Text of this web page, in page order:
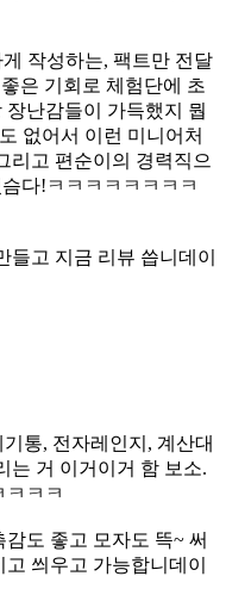
작성하는, 팩트만 전달
은 기회로 체험단에 초
난감들이 가득했지 뭡
없어서 이런 미니어처
리고 편순이의 경력직으
다!ㅋㅋㅋㅋㅋㅋㅋㅋ
고 지금 리뷰 씁니데이
통, 전자레인지, 계산대
는 거 이거이거 함 보소.
ㅋㅋㅋ
도 좋고 모자도 뜩~ 써
씌우고 가능합니데이